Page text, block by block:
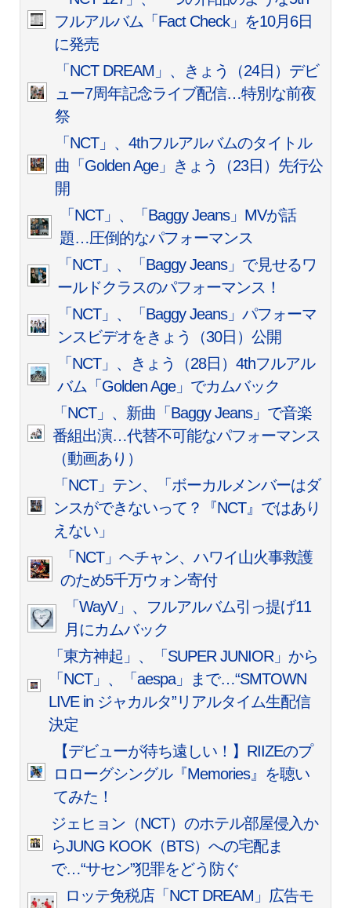
フルアルバム「Fact Check」を10月6日
に発売
「NCT DREAM」、きょう（24日）デビ
ュー7周年記念ライブ配信…特別な前夜
祭
「NCT」、4thフルアルバムのタイトル
曲「Golden Age」きょう（23日）先行公
開
「NCT」、「Baggy Jeans」MVが話
題…圧倒的なパフォーマンス
「NCT」、「Baggy Jeans」で見せるワ
ールドクラスのパフォーマンス！
「NCT」、「Baggy Jeans」パフォーマ
ンスビデオをきょう（30日）公開
「NCT」、きょう（28日）4thフルアル
バム「Golden Age」でカムバック
「NCT」、新曲「Baggy Jeans」で音楽
番組出演…代替不可能なパフォーマンス
（動画あり）
「NCT」テン、「ボーカルメンバーはダ
ンスができないって？『NCT』ではあり
えない」
「NCT」ヘチャン、ハワイ山火事救護
のため5千万ウォン寄付
「WayV」、フルアルバム引っ提げ11
月にカムバック
「東方神起」、「SUPER JUNIOR」から
「NCT」、「aespa」まで…“SMTOWN
LIVE in ジャカルタ”リアルタイム生配信
決定
【デビューが待ち遠しい！】RIIZEのプ
ロローグシングル『Memories』を聴い
てみた！
ジェヒョン（NCT）のホテル部屋侵入か
らJUNG KOOK（BTS）への宅配ま
で…“サセン”犯罪をどう防ぐ
ロッテ免税店「NCT DREAM」広告モ